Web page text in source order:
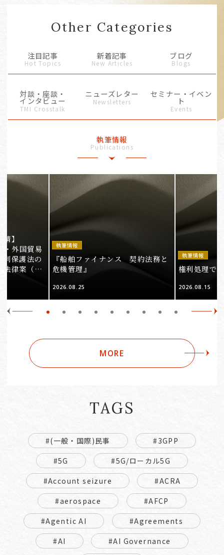
Other Categories
注目記事
Hot Topics
新着記事
New Articles
ブログ
Blogs
対談・座談・
インタビュー
TMI Crosstalk
ニューズレター
Newsletters
セミナー・イベン
ト
Events
執筆情報
Publications
】
外国貿易
利保護法の
法律案（そ
執筆情報
『船舶ファイナンス 契約法務と
危機管理』
2026.08.25
執筆情報
権利処理で
2026.08.15
MORE
TAGS
#(一般・国際)民事
#3GPP
#5G
#5G/ローカル5G
#Account seizure
#ACRA
#aerospace
#AFCP
#Agentic AI
#Agreements
#AI
#AI Governance